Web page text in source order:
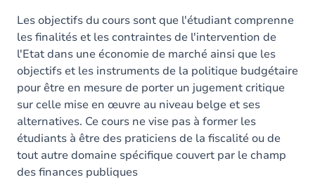
Table des matières
Les objectifs du cours sont que l'étudiant comprenne
les finalités et les contraintes de l'intervention de
l'Etat dans une économie de marché ainsi que les
objectifs et les instruments de la politique budgétaire
pour être en mesure de porter un jugement critique
sur celle mise en œuvre au niveau belge et ses
alternatives. Ce cours ne vise pas à former les
étudiants à être des praticiens de la fiscalité ou de
tout autre domaine spécifique couvert par le champ
des finances publiques